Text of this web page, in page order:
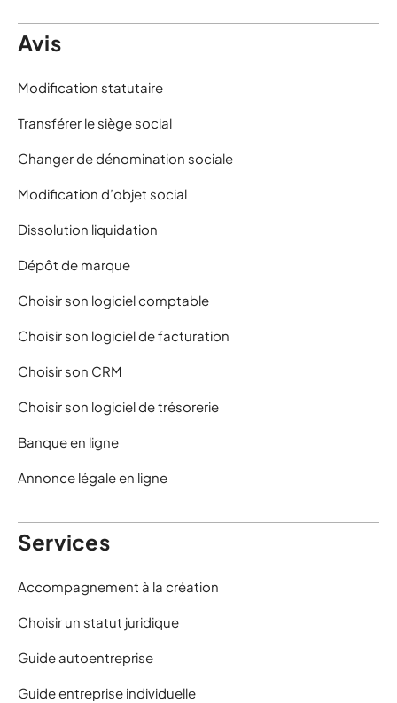
Avis
Modification statutaire
Transférer le siège social
Changer de dénomination sociale
Modification d’objet social
Dissolution liquidation
Dépôt de marque
Choisir son logiciel comptable
Choisir son logiciel de facturation
Choisir son CRM
Choisir son logiciel de trésorerie
Banque en ligne
Annonce légale en ligne
Services
Accompagnement à la création
Choisir un statut juridique
Guide autoentreprise
Guide entreprise individuelle